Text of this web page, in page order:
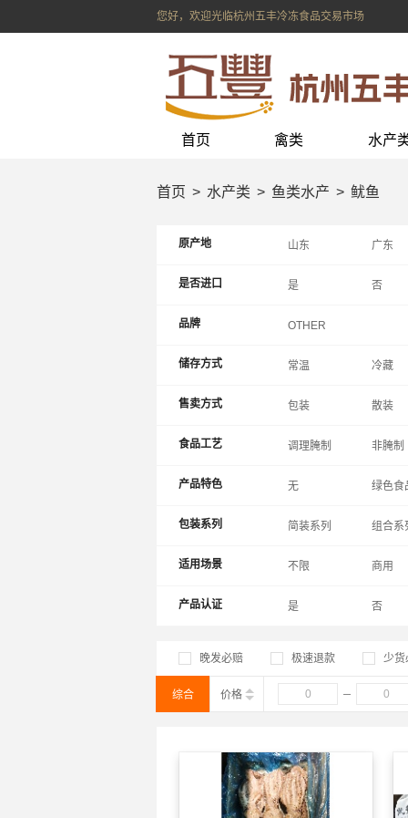
您好，欢迎光临杭州五丰冷冻食品交易市场
首页 禽类 水产
首页 水产类 鱼类水产 鱿鱼
原产地 山东 广东
是否进口 是 否
品牌 OTHER
储存方式 常温 冷藏
售卖方式 包装 散装
食品工艺 调理腌制 非腌制
产品特色 无 绿色食
包装系列 简装系列 组合系
适用场景 不限 商用
产品认证 是 否
晚发必赔 极速退款 少货
综合 价格